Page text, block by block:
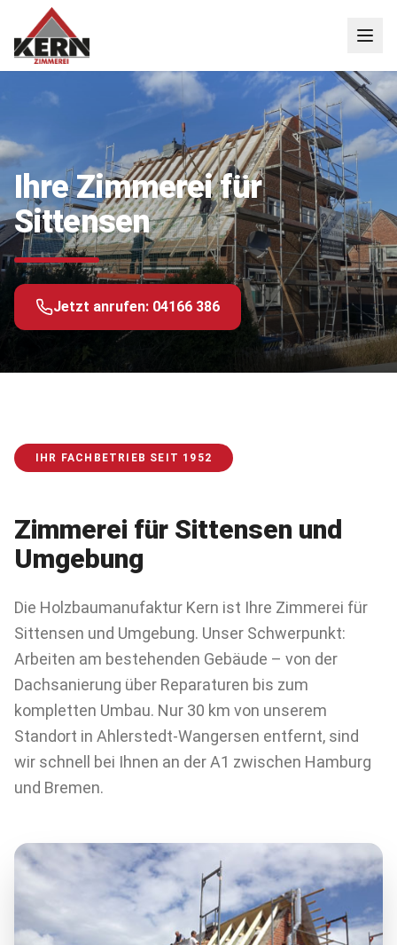
Ihre Zimmerei für
Sittensen
Jetzt anrufen: 04166 386
IHR FACHBETRIEB SEIT 1952
Zimmerei für Sittensen und
Umgebung
Die Holzbaumanufaktur Kern ist Ihre Zimmerei für
Sittensen und Umgebung. Unser Schwerpunkt:
Arbeiten am bestehenden Gebäude – von der
Dachsanierung über Reparaturen bis zum
kompletten Umbau. Nur 30 km von unserem
Standort in Ahlerstedt-Wangersen entfernt, sind
wir schnell bei Ihnen an der A1 zwischen Hamburg
und Bremen.